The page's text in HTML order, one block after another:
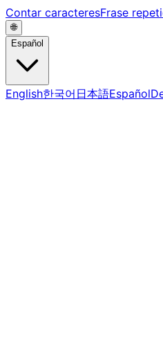
Contar caracteresFrase
🌐
Español
English한국어 日本語Español